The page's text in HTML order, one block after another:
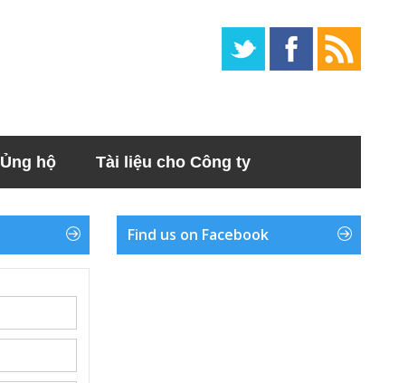
Ủng hộ Tài liệu cho Công ty
Find us on Facebook